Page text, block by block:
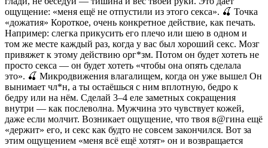
ощущение: «меня ещё не отпустили из этого секса». 🍒 Точка
«дожатия» Короткое, очень конкретное действие, как печать.
Например: слегка прикусить его плечо или шею в одном и
том же месте каждый раз, когда у вас был хороший секс. Мозг
привяжет к этому действию орг*зм. Потом он будет хотеть не
просто секса — он будет хотеть «чтобы она опять сделала
это». 🍒 Микродвижения влагалищем, когда он уже вышел Он
вынимает чл*н, а ты остаёшься с ним вплотную, бедро к
бедру или на нём. Сделай 3–4 еле заметных сокращения
внутри — как послеволна. Мужчина это чувствует кожей,
даже если молчит. Возникает ощущение, что твоя в@гина ещё
«держит» его, и секс как будто не совсем закончился. Вот за
этим ощущением «меня всё ещё хотят» он и возвращается